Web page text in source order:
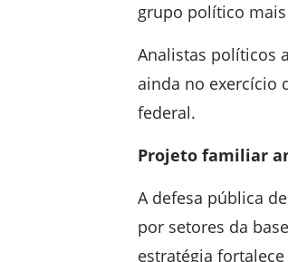
grupo político
Analistas políticos
ainda no exercício
federal.
Projeto familiar
A defesa pública
por setores da
estratégia